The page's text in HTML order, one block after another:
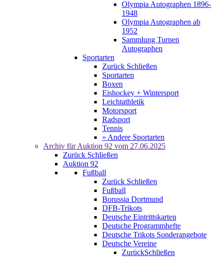
Olympia Autographen 1896-
1948
Olympia Autographen ab
1952
Sammlung Turnen
Autographen
Sportarten
Zurück Schließen
Sportarten
Boxen
Eishockey + Wintersport
Leichtathletik
Motorsport
Radsport
Tennis
» Andere Sportarten
Archiv für Auktion 92 vom 27.06.2025
Zurück Schließen
Auktion 92
Fußball
Zurück Schließen
Fußball
Borussia Dortmund
DFB-Trikots
Deutsche Eintrittskarten
Deutsche Programmhefte
Deutsche Trikots Sonderangebote
Deutsche Vereine
ZurückSchließen